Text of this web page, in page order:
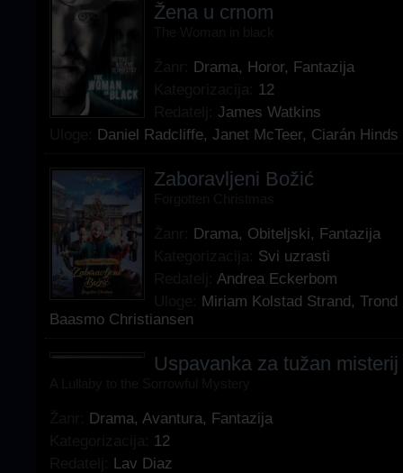
Žena u crnom
Drama, Horor, Fantazija
12
James Watkins
Daniel Radcliffe, Janet McTeer, Ciarán Hinds
Zaboravljeni Božić
Drama, Obiteljski, Fantazija
Svi uzrasti
Andrea Eckerbom
Miriam Kolstad Strand, Trond
Baasmo Christiansen
Uspavanka za tužan misterij
Drama, Avantura, Fantazija
12
Lav Diaz